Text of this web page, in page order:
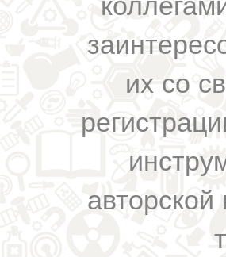
их со